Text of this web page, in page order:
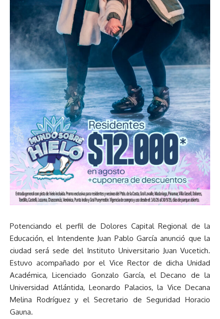
Potenciando el perfil de Dolores Capital Regional de la
Educación, el Intendente Juan Pablo García anunció que la
ciudad será sede del Instituto Universitario Juan Vucetich.
Estuvo acompañado por el Vice Rector de dicha Unidad
Académica, Licenciado Gonzalo García, el Decano de la
Universidad Atlántida, Leonardo Palacios, la Vice Decana
Melina Rodríguez y el Secretario de Seguridad Horacio
Gauna.